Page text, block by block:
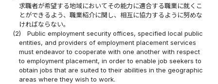
求職者が希望する地域においてその能力に適合する職業に就くこ
とができるよう、職業紹介に関し、相互に協力するように努めな
ければならない。
(2)
Public employment security offices, specified local public
entities, and providers of employment placement services
must endeavor to cooperate with one another with respect
to employment placement, in order to enable job seekers to
obtain jobs that are suited to their abilities in the geographic
areas where they wish to work.